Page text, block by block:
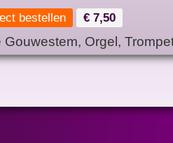
bestellen € 7,50
Gouwestem, Orgel,